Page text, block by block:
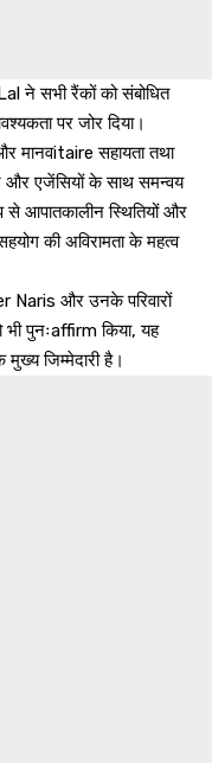
ने सभी रैंकों को संबोधित
पर जोर दिया।
मानवitaire सहायता तथा
और एजेंसियों के साथ समन्वय
से आपातकालीन स्थितियों और
की अविरामता के महत्व
और उनके परिवारों
भी पुनःaffirm किया, यह
जिम्मेदारी है।